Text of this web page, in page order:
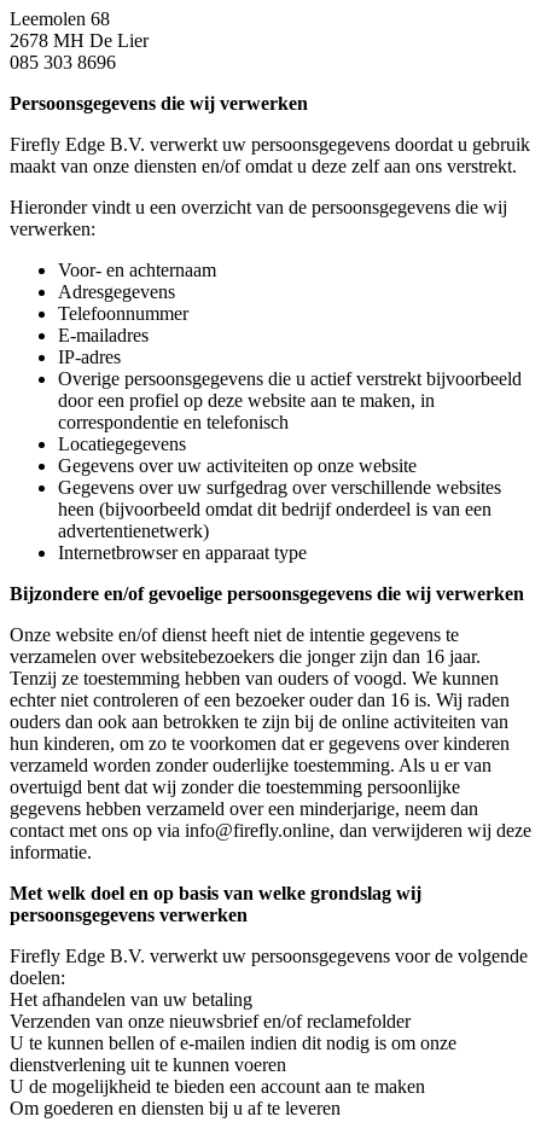
Leemolen 68
2678 MH De Lier
085 303 8696
Persoonsgegevens die wij verwerken
Firefly Edge B.V. verwerkt uw persoonsgegevens doordat u gebruik
maakt van onze diensten en/of omdat u deze zelf aan ons verstrekt.
Hieronder vindt u een overzicht van de persoonsgegevens die wij
verwerken:
Voor- en achternaam
Adresgegevens
Telefoonnummer
E-mailadres
IP-adres
Overige persoonsgegevens die u actief verstrekt bijvoorbeeld
door een profiel op deze website aan te maken, in
correspondentie en telefonisch
Locatiegegevens
Gegevens over uw activiteiten op onze website
Gegevens over uw surfgedrag over verschillende websites
heen (bijvoorbeeld omdat dit bedrijf onderdeel is van een
advertentienetwerk)
Internetbrowser en apparaat type
Bijzondere en/of gevoelige persoonsgegevens die wij verwerken
Onze website en/of dienst heeft niet de intentie gegevens te
verzamelen over websitebezoekers die jonger zijn dan 16 jaar.
Tenzij ze toestemming hebben van ouders of voogd. We kunnen
echter niet controleren of een bezoeker ouder dan 16 is. Wij raden
ouders dan ook aan betrokken te zijn bij de online activiteiten van
hun kinderen, om zo te voorkomen dat er gegevens over kinderen
verzameld worden zonder ouderlijke toestemming. Als u er van
overtuigd bent dat wij zonder die toestemming persoonlijke
gegevens hebben verzameld over een minderjarige, neem dan
contact met ons op via info@firefly.online, dan verwijderen wij deze
informatie.
Met welk doel en op basis van welke grondslag wij
persoonsgegevens verwerken
Firefly Edge B.V. verwerkt uw persoonsgegevens voor de volgende
doelen:
Het afhandelen van uw betaling
Verzenden van onze nieuwsbrief en/of reclamefolder
U te kunnen bellen of e-mailen indien dit nodig is om onze
dienstverlening uit te kunnen voeren
U de mogelijkheid te bieden een account aan te maken
Om goederen en diensten bij u af te leveren